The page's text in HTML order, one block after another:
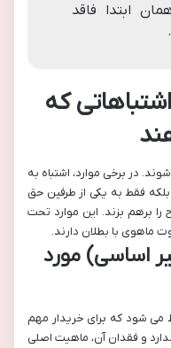
ابتدا فاقد
که
در برخی موارد، اشتباه به
فقط به یکی از طرفین حق
برهم بزند. این موارد تحت
ماهوی با بطلان دارند.
اساسی) مورد
می شود که برای خریدار مهم
و فقدان آن، ماهیت اصلی